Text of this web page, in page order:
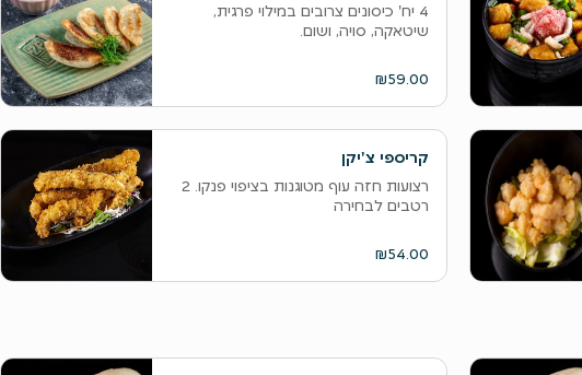
4 יח' כיסונים צרובים במילוי פרגית,
שיטאקה, סויה, ושום.
₪59.00
קריספי צ'יקן
רצועות חזה עוף מטוגנות בציפוי פנקו. 2
רטבים לבחירה
₪54.00